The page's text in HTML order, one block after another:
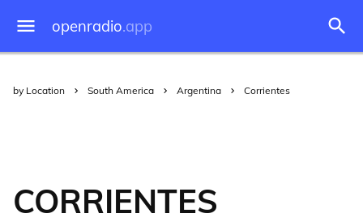
openradio.app
by Location South America Argentina Corrientes
CORRIENTES